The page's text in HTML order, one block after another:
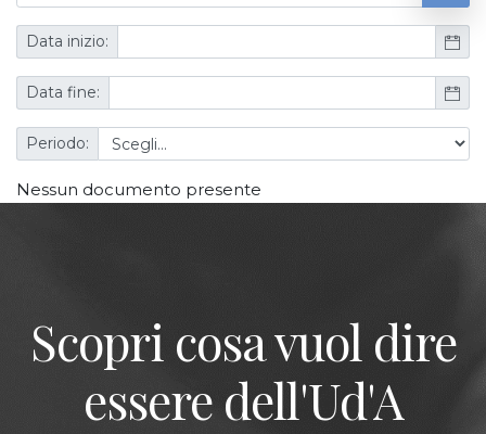
Data inizio:
Data fine:
Periodo:
Nessun documento presente
Scopri cosa vuol dire
essere dell'Ud'A